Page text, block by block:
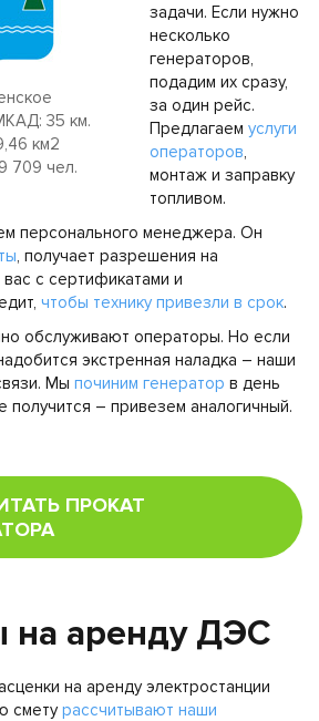
35 км.
км2
709 чел.
задачи. Если нужно
несколько
генераторов,
подадим их сразу,
за один рейс.
Предлагаем услуги
операторов,
монтаж и заправку
топливом.
персонального менеджера. Он
, получает разрешения на
с сертификатами и
чтобы технику привезли в срок.
обслуживают операторы. Но если
экстренная наладка – наши
Мы починим генератор в день
получится – привезем аналогичный.
ПРОКАТ
на аренду ДЭС
на аренду электростанции
сметурассчитывают наши